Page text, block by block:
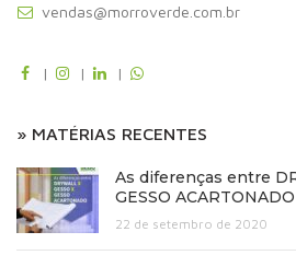
vendas@morroverde.com.br
| | |
» MATÉRIAS RECENTES
As diferenças entre
GESSO ACARTONADO
22 de setembro de 2020